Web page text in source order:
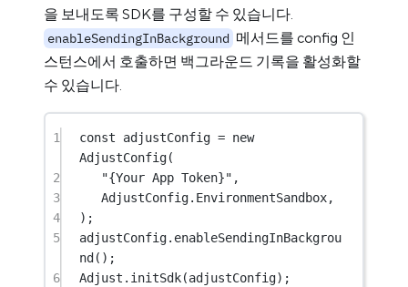
을 보내도록 SDK를 구성할 수 있습니다.
enableSendingInBackground 메서드를 config 인
스턴스에서 호출하면 백그라운드 기록을 활성화할
수 있습니다.
1 const adjustConfig = new
AdjustConfig(
2
"{Your App Token}" ,
3
AdjustConfig.EnvironmentSandbox,
4
);
5
adjustConfig. enableSendingInBackgrou
nd ();
6
Adjust. initSdk(adjustConfig);